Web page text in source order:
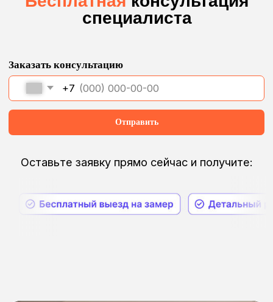
Дизайнерский
ремонт
Если вам нужна технологичность
и визуальная эстетичность
Тяжелые
шторы
Зачастую шторы очень тяжелые,